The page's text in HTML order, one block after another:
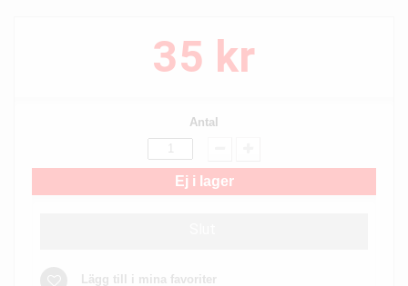
35 kr
Antal
Ej i lager
Lägg till i mina favoriter